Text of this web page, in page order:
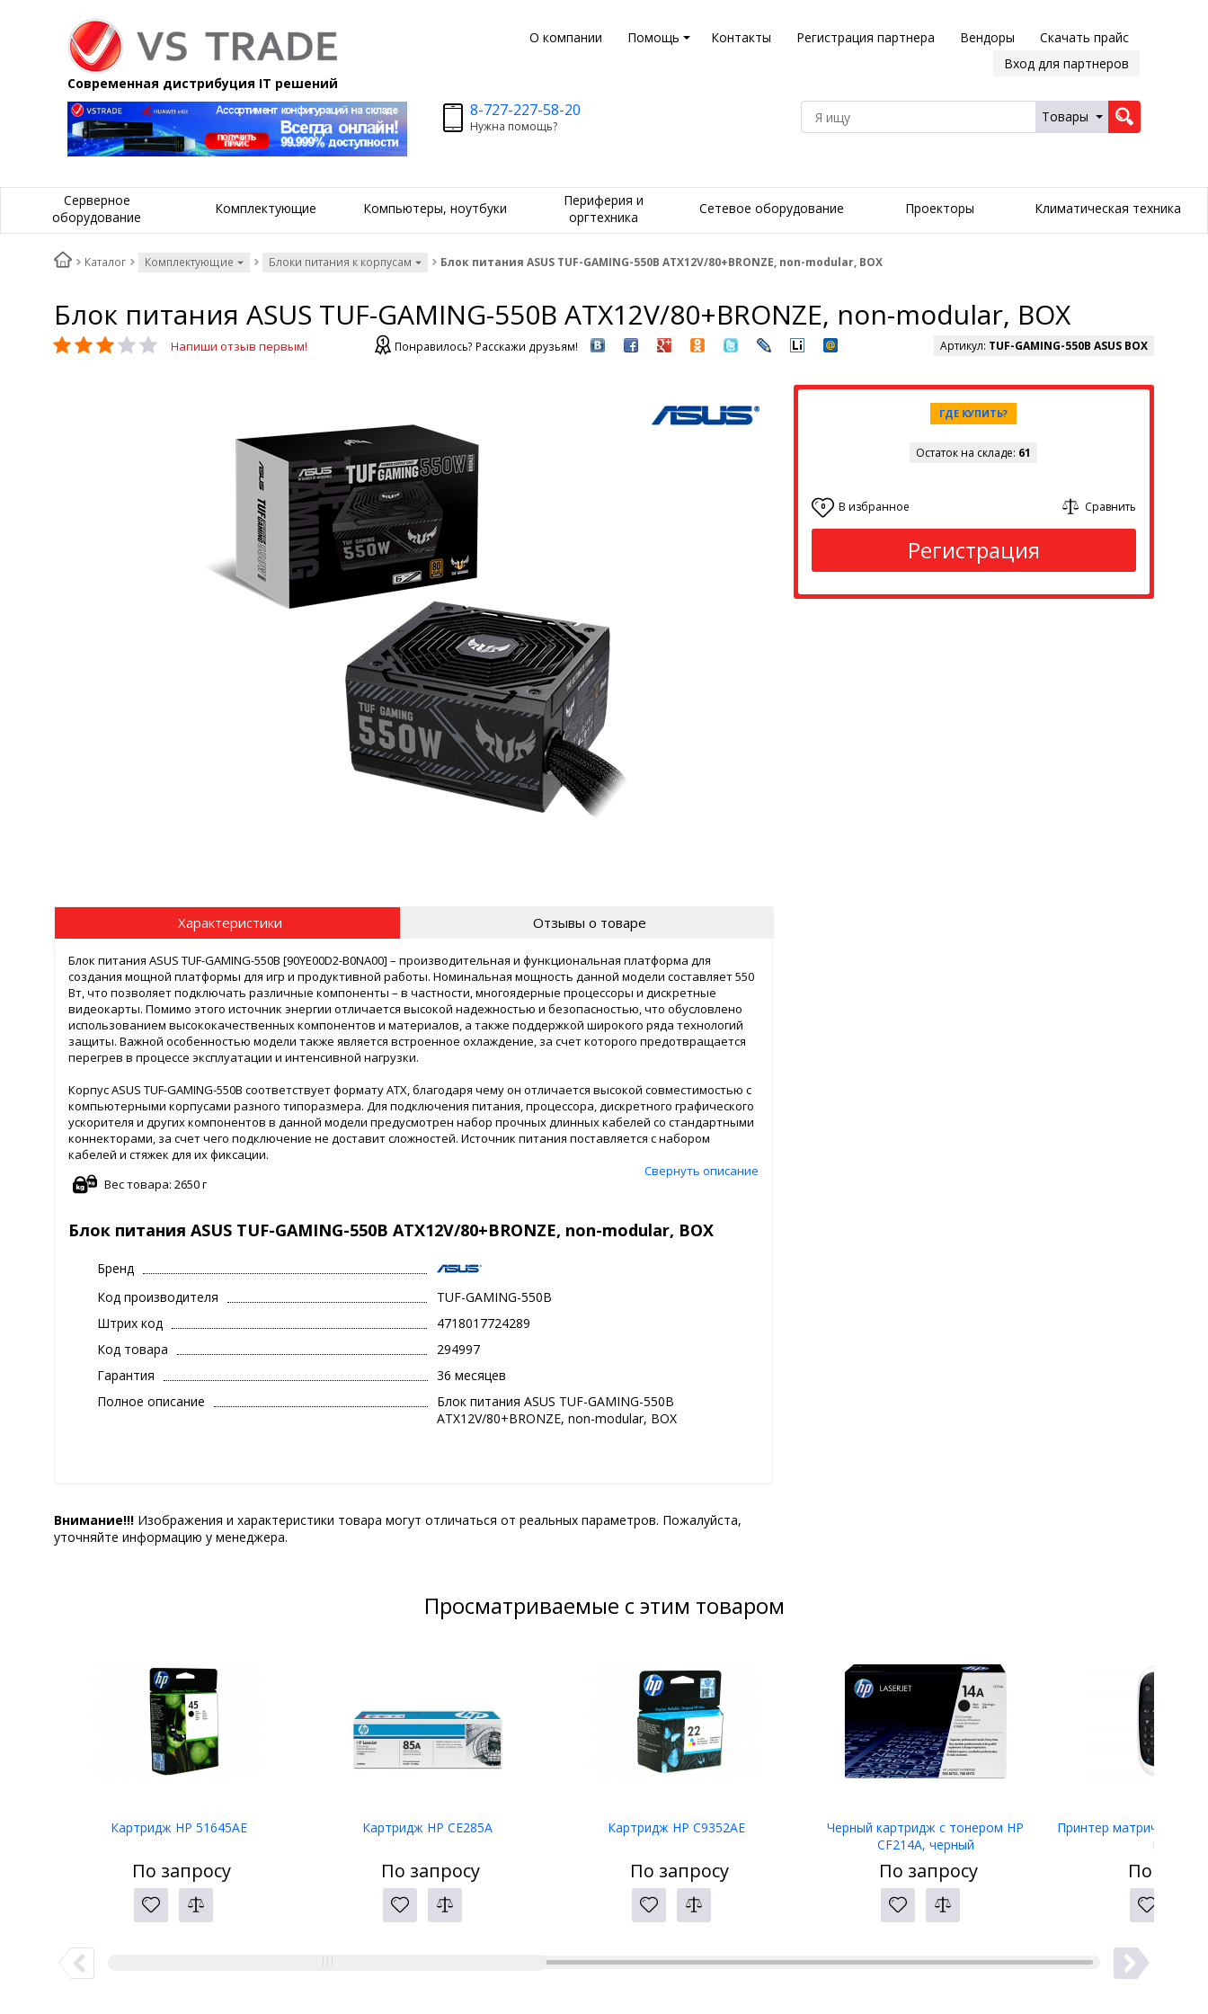
О компании Помощь Контакты Регистрация партнера Вендоры
Скачать прайс
Вход для партнеров
Современная дистрибуция IT решений
8-727-227-58-20
Нужна помощь?
Товары
Серверное
оборудование
Комплектующие Компьютеры, ноутбуки
Периферия и
оргтехника
Сетевое оборудование Проекторы Климатическая техника
Каталог Комплектующие Блоки питания к корпусам Блок питания ASUS TUF-GAMING-550B ATX12V/80+BRONZE, non-modular, BOX
Блок питания ASUS TUF-GAMING-550B ATX12V/80+BRONZE, non-modular, BOX
Напиши отзыв первым! Понравилось? Расскажи друзьям! Артикул: TUF-GAMING-550B ASUS BOX
ГДЕ КУПИТЬ?
Остаток на складе: 61
0 В избранное Сравнить
Регистрация
Характеристики Отзывы о товаре
Блок питания ASUS TUF-GAMING-550B [90YE00D2-B0NA00] – производительная и функциональная платформа для
создания мощной платформы для игр и продуктивной работы. Номинальная мощность данной модели составляет 550
Вт, что позволяет подключать различные компоненты – в частности, многоядерные процессоры и дискретные
видеокарты. Помимо этого источник энергии отличается высокой надежностью и безопасностью, что обусловлено
использованием высококачественных компонентов и материалов, а также поддержкой широкого ряда технологий
защиты. Важной особенностью модели также является встроенное охлаждение, за счет которого предотвращается
перегрев в процессе эксплуатации и интенсивной нагрузки.
Корпус ASUS TUF-GAMING-550B соответствует формату ATX, благодаря чему он отличается высокой совместимостью с
компьютерными корпусами разного типоразмера. Для подключения питания, процессора, дискретного графического
ускорителя и других компонентов в данной модели предусмотрен набор прочных длинных кабелей со стандартными
коннекторами, за счет чего подключение не доставит сложностей. Источник питания поставляется с набором
кабелей и стяжек для их фиксации.
Свернуть описание
Вес товара: 2650 г
Блок питания ASUS TUF-GAMING-550B ATX12V/80+BRONZE, non-modular, BOX
Бренд
Код производителя
TUF-GAMING-550B
Штрих код
4718017724289
Код товара
294997
Гарантия
36 месяцев
Полное описание
Блок питания ASUS TUF-GAMING-550B
ATX12V/80+BRONZE, non-modular, BOX
Внимание!!! Изображения и характеристики товара могут отличаться от реальных параметров. Пожалуйста,
уточняйте информацию у менеджера.
Просматриваемые с этим товаром
Картридж HP 51645AE
По запросу
Картридж HP CE285A
По запросу
Картридж HP C9352AE
По запросу
Черный картридж с тонером HP
CF214A, черный
По запросу
Принтер матричный
LW-400
По